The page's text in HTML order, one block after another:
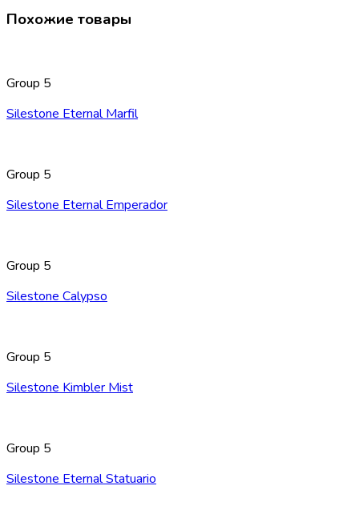
Похожие товары
Group 5
Silestone Eternal Marfil
Group 5
Silestone Eternal Emperador
Group 5
Silestone Calypso
Group 5
Silestone Kimbler Mist
Group 5
Silestone Eternal Statuario